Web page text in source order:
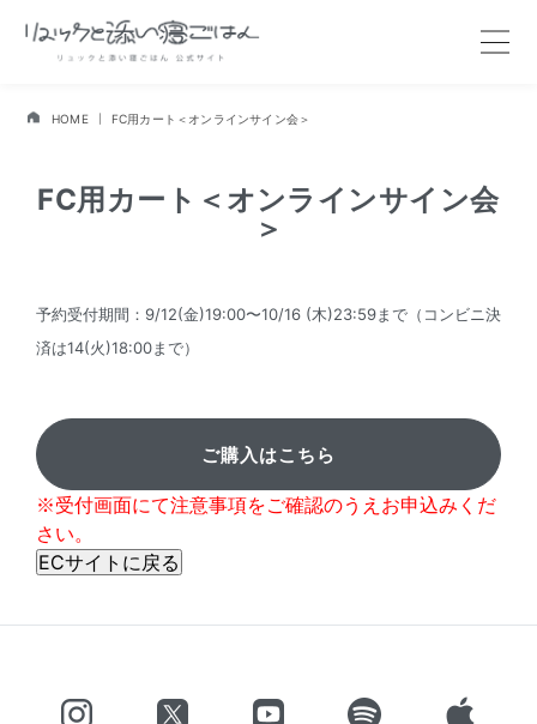
HOME FC用カート＜オンラインサイン会＞
FC用カート＜オンラインサイン会
＞
予約受付期間：9/12(金)19:00〜10/16 (木)23:59まで（コンビニ決
済は14(火)18:00まで）
※受付画面にて注意事項をご確認のうえお申込みくだ
さい。